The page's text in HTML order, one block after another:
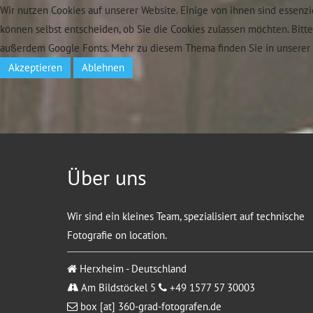
Über uns
Wir sind ein kleines Team, spezialisiert auf technische
Fotografie on location.
Herxheim - Deutschland
Am Bildstöckel 5
+49 1577 57 30003
box [at] 360-grad-fotografen.de
Wir nutzen Cookies auf unserer Website. Einige von ihnen sind
können selbst entscheiden, ob Sie die Cookies zulassen möchten.
außerdem Google Fonts. Mehr zu diesem Thema finden Sie in
Akzeptieren
Ablehnen